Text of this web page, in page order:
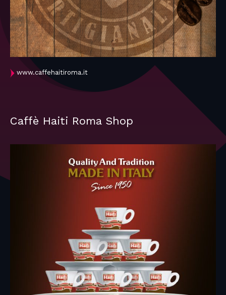
www.caffehaitiroma.it
Caffè Haiti Roma Shop